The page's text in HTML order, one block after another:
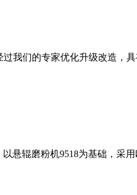
我们的专家优化升级改造，
悬辊磨粉机9518为基础，采